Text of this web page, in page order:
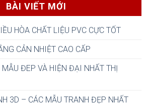
BÀI VIẾT MỚI
HÒA CHẤT LIỆU PVC CỰC TỐT
CẢN NHIỆT CAO CẤP
MẪU ĐEP VÀ HIỆN ĐẠI NHẤT THỊ
3D – CÁC MẪU TRANH ĐẸP NHẤT